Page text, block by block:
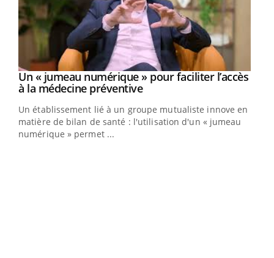
Youtube
Un « jumeau numérique » pour faciliter l’accès
à la médecine préventiveYoutube
Un établissement lié à un groupe mutualiste innove en
matière de bilan de santé : l'utilisation d'un « jumeau
numérique » permet ...